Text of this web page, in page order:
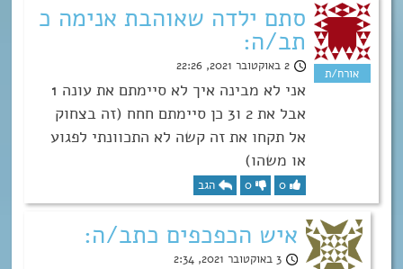
סתם ילדה שאוהבת אנימה כ
תב/ה:
2 באוקטובר 2021, 22:26
אני לא מבינה איך לא סיימתם את עונה 1
אבל את 2 ו3 כן סיימתם חחח (זה בצחוק
אל תקחו את זה קשה לא התכוונתי לפגוע
או משהו)
0
0 הגב
איש הכפכפים כתב/ה:
3 באוקטובר 2021, 2:34